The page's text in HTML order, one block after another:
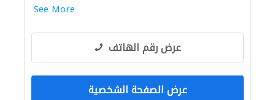
See More
عرض رقم الهاتف
عرض الصفحة الشخصية